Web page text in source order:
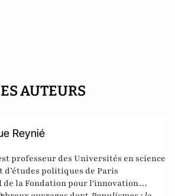
AUTEURS
Reynié
professeur des Universités en science
politiques de Paris
la Fondation pour l'innovation